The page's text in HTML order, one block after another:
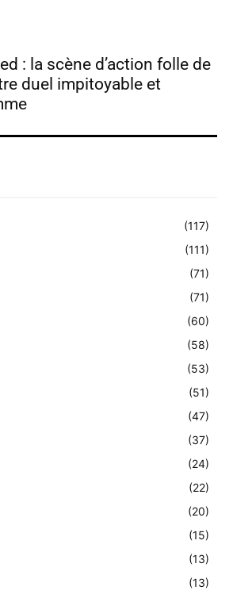
: la scène d’action folle de
duel impitoyable et
(117)
(111)
(71)
(71)
(60)
(58)
(53)
(51)
(47)
(37)
(24)
(22)
(20)
(15)
(13)
(13)